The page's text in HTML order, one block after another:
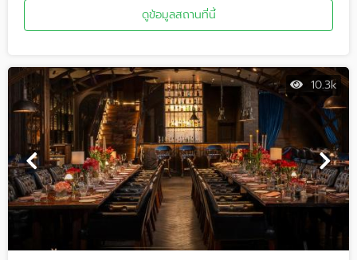
ดูข้อมูลสถานที่นี้
10.3k